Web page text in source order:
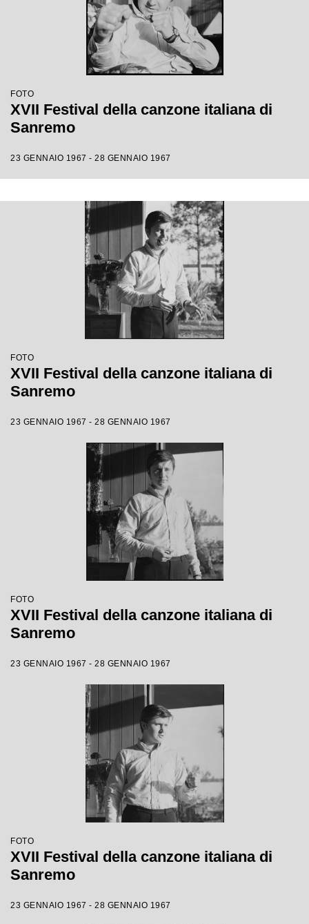
FOTO
XVII Festival della canzone italiana di
Sanremo
23 GENNAIO 1967 - 28 GENNAIO 1967
FOTO
XVII Festival della canzone italiana di
Sanremo
23 GENNAIO 1967 - 28 GENNAIO 1967
FOTO
XVII Festival della canzone italiana di
Sanremo
23 GENNAIO 1967 - 28 GENNAIO 1967
FOTO
XVII Festival della canzone italiana di
Sanremo
23 GENNAIO 1967 - 28 GENNAIO 1967